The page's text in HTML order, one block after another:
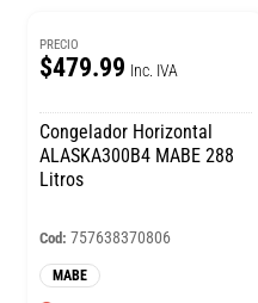
PRECIO
$479.99 Inc. IVA
Congelador Horizontal
ALASKA300B4 MABE 288
Litros
Cod: 757638370806
MABE